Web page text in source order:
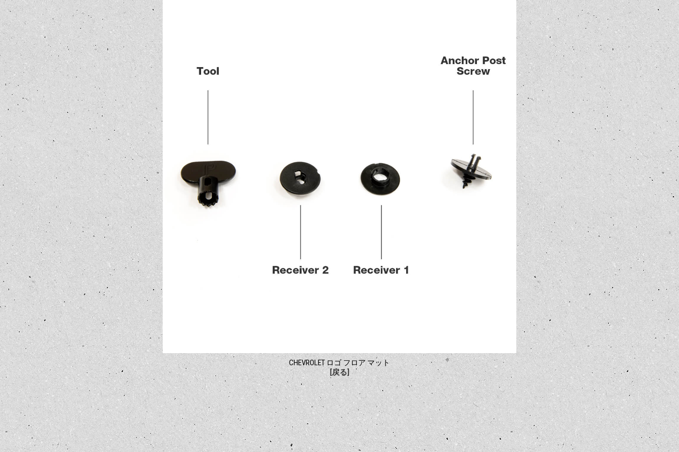
CHEVROLET ロゴ フロア マット
[戻る]